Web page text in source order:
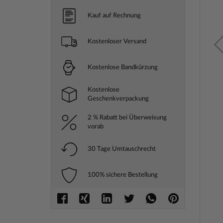
Kauf auf Rechnung
Kostenloser Versand
Kostenlose Bandkürzung
Kostenlose
Geschenkverpackung
2 % Rabatt bei Überweisung
vorab
30 Tage Umtauschrecht
100% sichere Bestellung